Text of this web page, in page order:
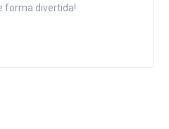
forma divertida!